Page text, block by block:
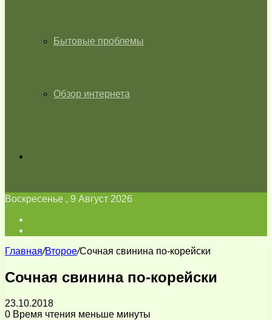
Бытовые проблемы
Обзор интернета
Воскресенье , 9 Август 2026
Главная/Второе/Сочная свинина по-корейски
Сочная свинина по-корейски
23.10.2018
0 Время чтения меньше минуты